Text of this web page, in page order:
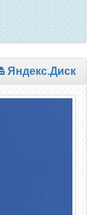
Яндекс.Диск